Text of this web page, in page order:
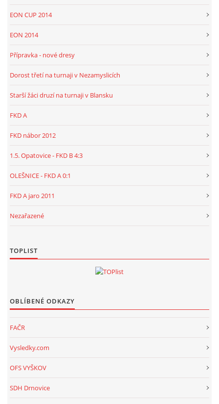
EON CUP 2014
EON 2014
Přípravka - nové dresy
Dorost třetí na turnaji v Nezamyslicích
Starší žáci druzí na turnaji v Blansku
FKD A
FKD nábor 2012
1.5. Opatovice - FKD B 4:3
OLEŠNICE - FKD A 0:1
FKD A jaro 2011
Nezařazené
TOPLIST
OBLÍBENÉ ODKAZY
FAČR
Vysledky.com
OFS VYŠKOV
SDH Drnovice